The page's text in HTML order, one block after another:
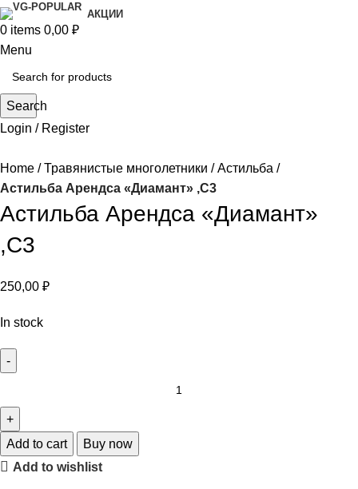
АКЦИИ
0 items 0,00 ₽
Menu
Search
Login / Register
Home Травянистые многолетники
Астильба
Астильба Арендса «Диамант» ,С3
Астильба Арендса «Диамант»
,С3
250,00 ₽
In stock
Add to cart
Buy now
Add to wishlist